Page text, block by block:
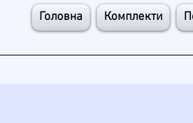
Головна Комплекти